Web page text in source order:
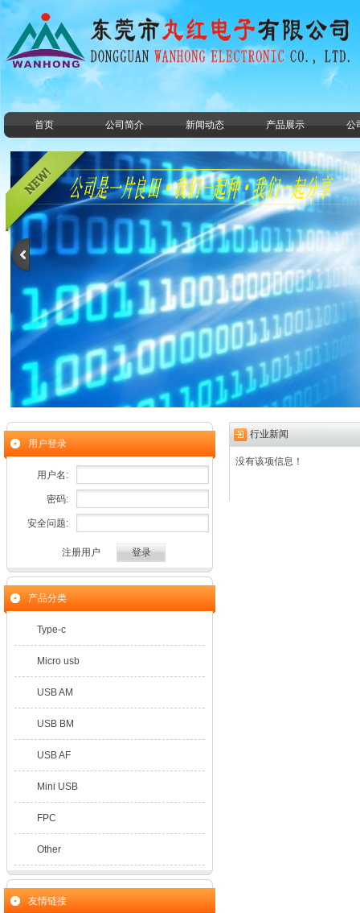
首页 公司简介 新闻动态 产品展示 公
行业新闻
没有该项信息！
用户登录
用户名:
密码:
安全问题:
注册用户
产品分类
Type-c
Micro usb
USB AM
USB BM
USB AF
Mini USB
FPC
Other
友情链接